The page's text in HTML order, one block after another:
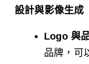
設計與影像生成
Logo 與
品牌，可